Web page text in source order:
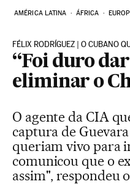
AMÉRICA LATINA ÁFRICA
FÉLIX RODRÍGUEZ | O CUBANO
“Foi duro
eliminar o
O agente da CIA
captura de
queriam vivo para
comunicou que o
assim", respondeu